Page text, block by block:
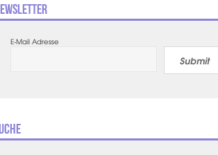
E-Mail Adresse
Submit